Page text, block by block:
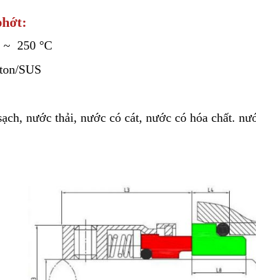
~ 250 °C
SUS
nước thải, nước có cát, nước có hóa chất.